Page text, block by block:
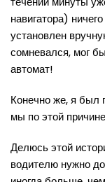
навигатора)
установлен
сомневался, мог
автомат!
Конечно же, я был
мы по этой
Делюсь этой
водителю нужно